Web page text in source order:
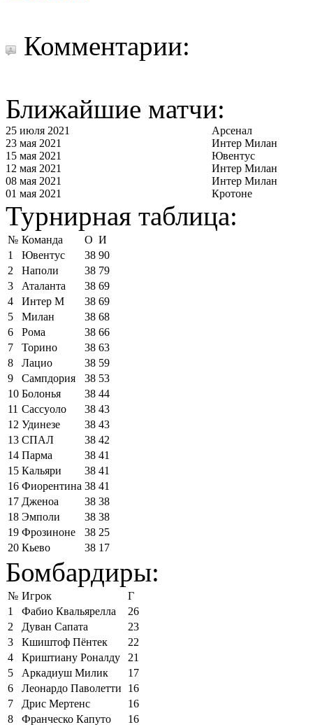
Комментарии:
Ближайшие матчи:
25 июля 2021
Арсенал
23 мая 2021
Интер Милан
15 мая 2021
Ювентус
12 мая 2021
Интер Милан
08 мая 2021
Интер Милан
01 мая 2021
Кротоне
Турнирная таблица:
№ Команда О И
1
Ювентус 38 90
2
Наполи 38 79
3
Аталанта 38 69
4
Интер М 38 69
5
Милан 38 68
6
Рома 38 66
7
Торино 38 63
8
Лацио 38 59
9
Сампдория 38 53
10 Болонья 38 44
11 Сассуоло 38 43
12 Удинезе 38 43
13 СПАЛ 38 42
14 Парма 38 41
15 Кальяри 38 41
16 Фиорентина 38 41
17 Дженоа 38 38
18 Эмполи 38 38
19 Фрозиноне 38 25
20 Кьево 38 17
Бомбардиры:
№ Игрок
Г
1
Фабио Квальярелла
26
2
Дуван Сапата
23
3
Кшиштоф Пёнтек
22
4
Криштиану Роналду
21
5
Аркадиуш Милик
17
6
Леонардо Паволетти
16
7
Дрис Мертенс
16
8
Франческо Капуто
16